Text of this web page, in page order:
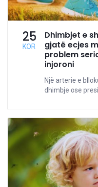
25
KOR
Dhimbjet e
gjatë ecjes
problem
injoroni
Një arterie e
dhimbje ose